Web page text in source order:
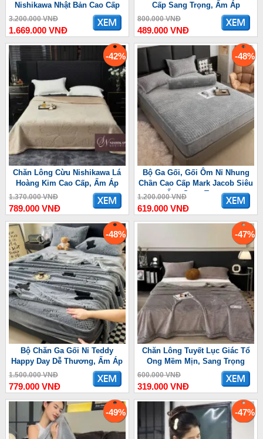
Nishikawa Nhật Bản Cao Cấp
3.200.000 VNĐ
1.669.000 VNĐ
Cấp Sang Trọng, Ấm Áp
800.000 VNĐ
489.000 VNĐ
-42%
Chăn Lông Cừu Nishikawa Lá
Hoàng Kim Cao Cấp, Ấm Áp
1.370.000 VNĐ
789.000 VNĐ
-48%
Bộ Ga Gối, Gối Ôm Nỉ Nhung
Chần Cao Cấp Mark Jacob Siêu
Ấm, Sang Trọng
1.200.000 VNĐ
619.000 VNĐ
-48%
Bộ Chăn Ga Gối Nỉ Teddy
Happy Day Dễ Thương, Ấm Áp
1.500.000 VNĐ
779.000 VNĐ
-47%
Chăn Lông Tuyết Lục Giác Tổ
Ong Mềm Mịn, Sang Trọng
600.000 VNĐ
319.000 VNĐ
-49% -47%